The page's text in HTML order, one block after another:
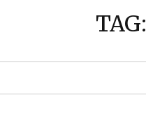
TAG: